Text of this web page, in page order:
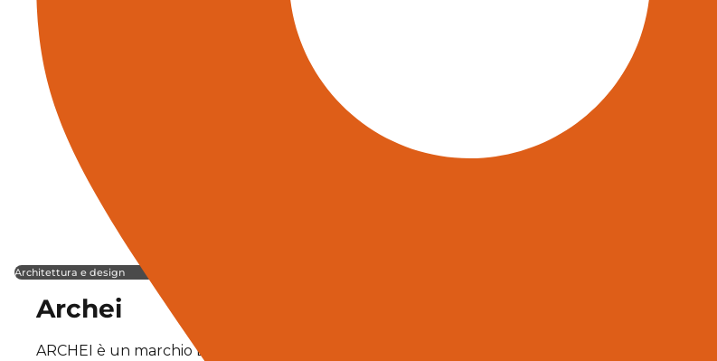
Architettura e design
Archei
ARCHEI è un marchio Lamaciste S.p.A. UN’ALCHIMIA DI PROFESSIONISTI PER PROGETTARE IL